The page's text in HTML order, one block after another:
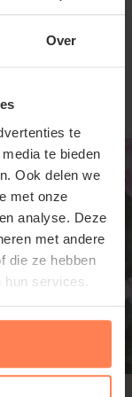
Over
te
te bieden
Ook delen we
met onze
analyse. Deze
met andere
die ze hebben
services.
hoeft niet
takken
dag worden
u jaarrond
lente én